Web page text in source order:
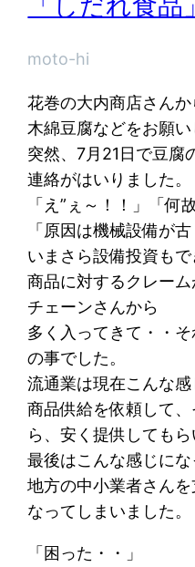
moto-hi
花巻の大内商店さんか
木綿豆腐などをお願
突然、7月21日で豆腐
連絡がはいりました。
「え”ぇ～！！」「何
「原因は機械設備が
いまさら設備投資もで
商品に対するクレー
チェーンさんから
多く入ってきて・・
の事でした。
流通業は現在こんな感
商品供給を依頼して
ら、安く提供してもら
最後はこんな感じにな
地方の中小業者さん
なってしまいました。
「困った・・」